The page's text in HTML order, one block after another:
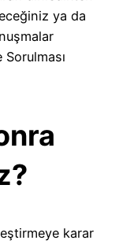
ya da
karar